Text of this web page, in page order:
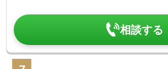
相談する